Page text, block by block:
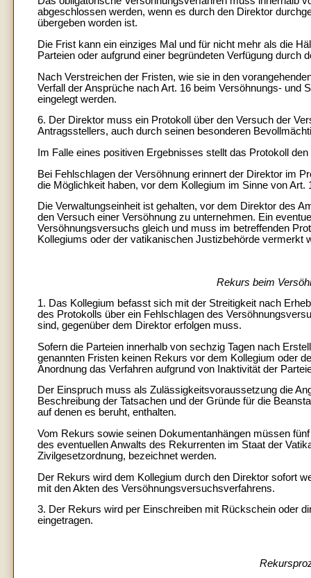
abgeschlossen werden, wenn es durch den Direktor
übergeben worden ist.
Die Frist kann ein einziges Mal und für nicht mehr als die
Parteien oder aufgrund einer begründeten Verfügung durch
Nach Verstreichen der Fristen, wie sie in den
Verfall der Ansprüche nach Art. 16 beim Versöhnungs-
eingelegt werden.
6. Der Direktor muss ein Protokoll über den Versuch der
Antragsstellers, auch durch seinen besonderen
Im Falle eines positiven Ergebnisses stellt das Protokoll
Bei Fehlschlagen der Versöhnung erinnert der Direktor im
die Möglichkeit haben, vor dem Kollegium im Sinne von
Die Verwaltungseinheit ist gehalten, vor dem Direktor des
den Versuch einer Versöhnung zu unternehmen. Ein
Versöhnungsversuchs gleich und muss im betreffenden
Kollegiums oder der vatikanischen Justizbehörde vermerkt
Rekurs beim
1. Das Kollegium befasst sich mit der Streitigkeit nach
des Protokolls über ein Fehlschlagen des
sind, gegenüber dem Direktor erfolgen muss.
Sofern die Parteien innerhalb von sechzig Tagen nach
genannten Fristen keinen Rekurs vor dem Kollegium oder
Anordnung das Verfahren aufgrund von Inaktivität der
Der Einspruch muss als Zulässigkeitsvoraussetzung die
Beschreibung der Tatsachen und der Gründe für die
auf denen es beruht, enthalten.
Vom Rekurs sowie seinen Dokumentanhängen müssen
des eventuellen Anwalts des Rekurrenten im Staat der
Zivilgesetzordnung, bezeichnet werden.
Der Rekurs wird dem Kollegium durch den Direktor sofort
mit den Akten des Versöhnungsversuchsverfahrens.
3. Der Rekurs wird per Einschreiben mit Rückschein oder
eingetragen.